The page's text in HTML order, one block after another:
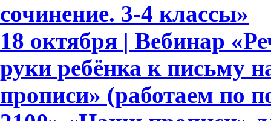
сочинение. 3-4 классы»
18 октября | Вебинар
руки ребёнка к письму
прописи» (работаем по